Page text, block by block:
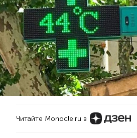
Читайте Monocle.ru в